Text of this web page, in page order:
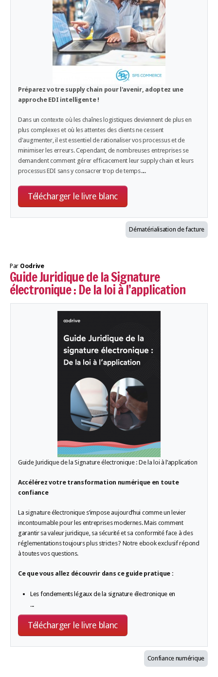
Préparez votre supply chain pour l'avenir, adoptez une
approche EDI intelligente !
Dans un contexte où les chaînes logistiques deviennent de plus en
plus complexes et où les attentes des clients ne cessent
d'augmenter, il est essentiel de rationaliser vos processus et de
minimiser les erreurs. Cependant, de nombreuses entreprises se
demandent comment gérer efficacement leur supply chain et leurs
processus EDI sans y consacrer trop de temps....
Télécharger le livre blanc
Dématérialisation de facture
Par Oodrive
Guide Juridique de la Signature
électronique : De la loi à l’application
Guide Juridique de la Signature électronique : De la loi à l’application
Accélérez votre transformation numérique en toute
confiance
La signature électronique s’impose aujourd’hui comme un levier
incontournable pour les entreprises modernes. Mais comment
garantir sa valeur juridique, sa sécurité et sa conformité face à des
réglementations toujours plus strictes ? Notre ebook exclusif répond
à toutes vos questions.
Ce que vous allez découvrir dans ce guide pratique :
Les fondements légaux de la signature électronique en
...
Télécharger le livre blanc
Confiance numérique